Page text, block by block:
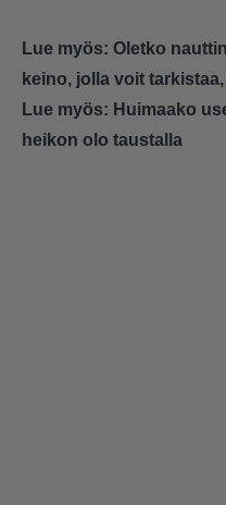
Lue myös: Oletko
keino, jolla voit
Lue myös: Huimaako
heikon olo taustalla